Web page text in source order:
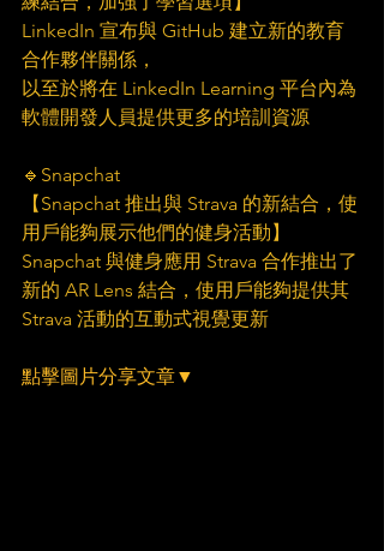
LinkedIn 宣布與 GitHub 建立新的教育
合作夥伴關係，
以至於將在 LinkedIn Learning 平台內為
軟體開發人員提供更多的培訓資源
🔹Snapchat
【Snapchat 推出與 Strava 的新結合，使
用戶能夠展示他們的健身活動】
Snapchat 與健身應用 Strava 合作推出了
新的 AR Lens 結合，使用戶能夠提供其
Strava 活動的互動式視覺更新
點擊圖片分享文章▼